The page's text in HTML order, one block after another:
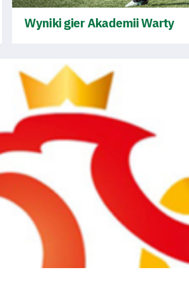
Wyniki gier Akademii Warty